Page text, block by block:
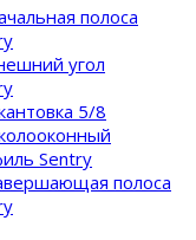
полоса
угол
5/8
Sentry
полоса